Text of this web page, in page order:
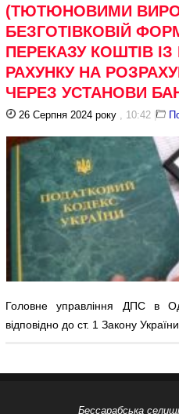
(ТЮТЮНОВИМИ
БЕЗГОТІВКОВІЙ
ПЕРЕКАЗУ КОШТІВ
РАХУНКУ НА
ЧЕРЕЗ УСТАНОВИ
26 Серпня 2024 року , 10:42 |
Головне управління ДПС в
відповідно до ст. 1 Закону
Бессарабська